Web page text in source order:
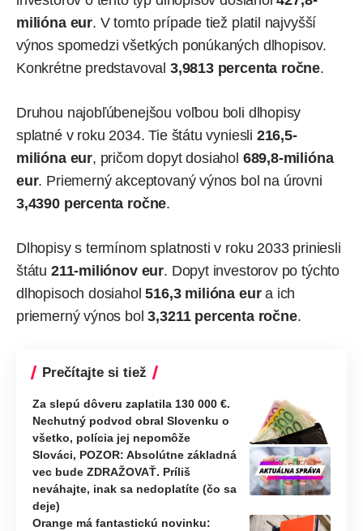
milióna eur. V tomto prípade tiež platil najvyšší
výnos spomedzi všetkých ponúkaných dlhopisov.
Konkrétne predstavoval 3,9813 percenta ročne.
Druhou najobľúbenejšou voľbou boli dlhopisy
splatné v roku 2034. Tie štátu vyniesli 216,5-
milióna eur, pričom dopyt dosiahol 689,8-milióna
eur. Priemerný akceptovaný výnos bol na úrovni
3,4390 percenta ročne.
Dlhopisy s termínom splatnosti v roku 2033 priniesli
štátu 211-miliónov eur. Dopyt investorov po týchto
dlhopisoch dosiahol516,3 milióna eura ich
priemerný výnos bol3,3211 percenta ročne.
Prečítajte si tiež
Za slepú dôveru zaplatila 130 000 €.
Nechutný podvod obral Slovenku o
všetko, polícia jej nepomôže
Slováci, POZOR: Absolútne základná
vec bude ZDRAŽOVAŤ. Príliš
neváhajte, inak sa nedoplatíte (čo sa
deje)
Orange má fantastickú novinku: